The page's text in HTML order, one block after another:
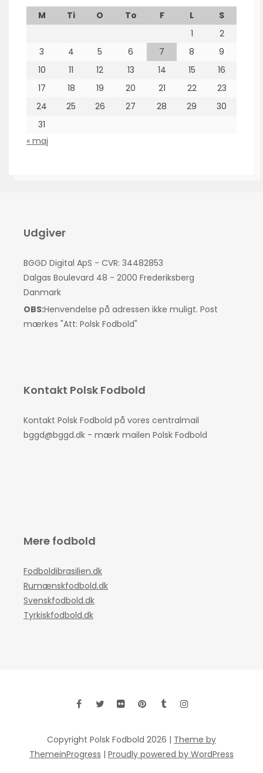
M Ti O To F L
S
1
2
3
4 5 6 7 8
9
10
11 12 13 14 15
16
17
18 19 20 21 22
23
24
25 26 27 28 29
30
31
« maj
Udgiver
BGGD Digital ApS - CVR: 34482853
Dalgas Boulevard 48 - 2000 Frederiksberg
Danmark
OBS:Henvendelse på adressen ikke muligt. Post
mærkes "Att: Polsk Fodbold"
Kontakt Polsk Fodbold
Kontakt Polsk Fodbold på vores centralmail
bggd@bggd.dk - mærk mailen Polsk Fodbold
Mere fodbold
Fodboldibrasilien.dk
Rumænskfodbold.dk
Svenskfodbold.dk
Tyrkiskfodbold.dk
Copyright Polsk Fodbold 2026 | Theme by
ThemeinProgress | Proudly powered by WordPress